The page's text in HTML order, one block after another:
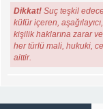
Dikkat! Suç teşkil
küfür içeren,
kişilik haklarına zarar
her türlü mali, hukuki,
aittir.